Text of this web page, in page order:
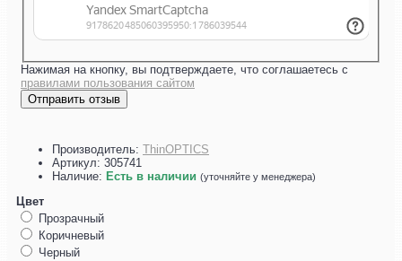
Нажимая на кнопку, вы подтверждаете, что соглашаетесь с
правилами пользования сайтом
Отправить отзыв
Производитель: ThinOPTICS
Артикул: 305741
Наличие: Есть в наличии (уточняйте у менеджера)
Цвет
Прозрачный
Коричневый
Черный